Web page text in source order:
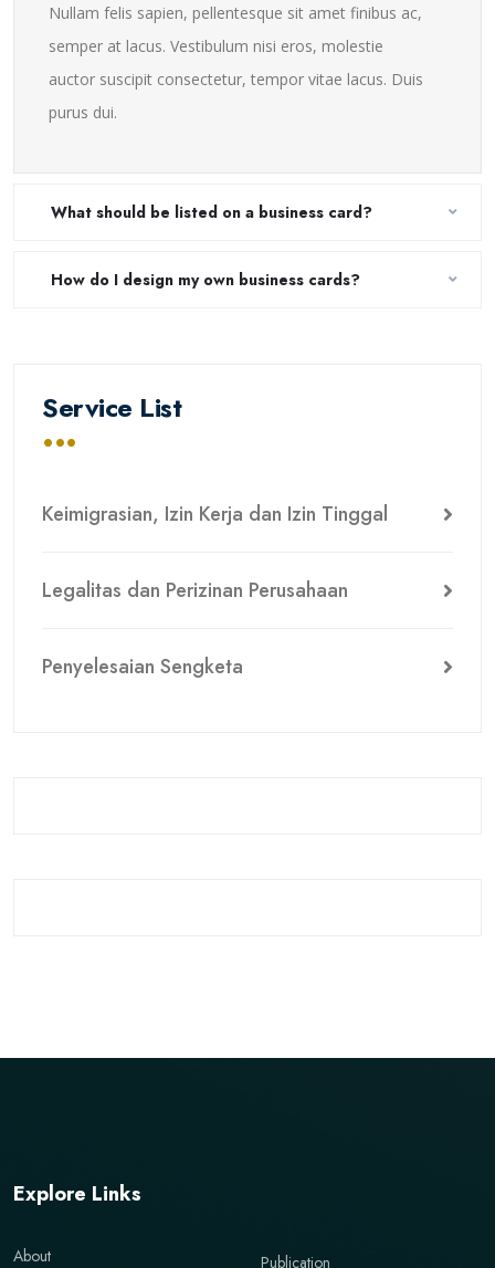
Nullam felis sapien, pellentesque sit amet finibus ac,
semper at lacus. Vestibulum nisi eros, molestie
auctor suscipit consectetur, tempor vitae lacus. Duis
purus dui.
What should be listed on a business card?
How do I design my own business cards?
Service List
Keimigrasian, Izin Kerja dan Izin Tinggal
Legalitas dan Perizinan Perusahaan
Penyelesaian Sengketa
Explore Links
About Publication